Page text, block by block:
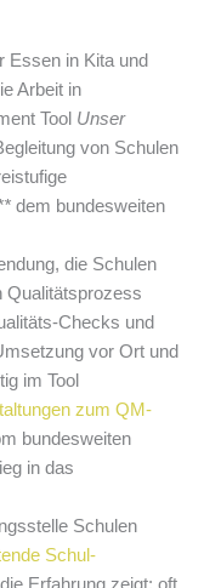
Essen in Kita und
Arbeit in
Tool Unser
von Schulen
dem bundesweiten
die Schulen
Qualitätsprozess
Checks und
vor Ort und
im Tool
zum QM-
bundesweiten
in das
Schulen
Schul-